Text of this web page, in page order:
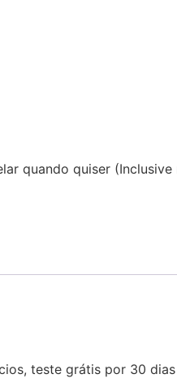
quando quiser
teste grátis por 30 dias